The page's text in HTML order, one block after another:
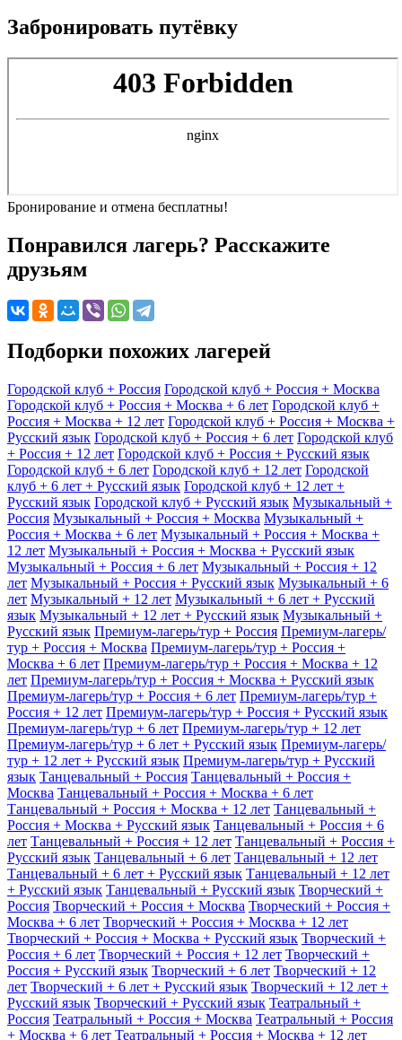
Забронировать путёвку
Бронирование и отмена бесплатны!
Понравился лагерь? Расскажите
друзьям
Подборки похожих лагерей
Городской клуб + Россия Городской клуб + Россия + Москва
Городской клуб + Россия + Москва + 6 лет Городской клуб +
Россия + Москва + 12 лет Городской клуб + Россия + Москва +
Русский язык Городской клуб + Россия + 6 лет Городской клуб
+ Россия + 12 лет Городской клуб + Россия + Русский язык
Городской клуб + 6 лет Городской клуб + 12 лет Городской
клуб + 6 лет + Русский язык Городской клуб + 12 лет +
Русский язык Городской клуб + Русский язык Музыкальный +
Россия Музыкальный + Россия + Москва Музыкальный +
Россия + Москва + 6 лет Музыкальный + Россия + Москва +
12 лет Музыкальный + Россия + Москва + Русский язык
Музыкальный + Россия + 6 лет Музыкальный + Россия + 12
лет Музыкальный + Россия + Русский язык Музыкальный + 6
лет Музыкальный + 12 лет Музыкальный + 6 лет + Русский
язык Музыкальный + 12 лет + Русский язык Музыкальный +
Русский язык Премиум-лагерь/тур + Россия Премиум-лагерь/
тур + Россия + Москва Премиум-лагерь/тур + Россия +
Москва + 6 лет Премиум-лагерь/тур + Россия + Москва + 12
лет Премиум-лагерь/тур + Россия + Москва + Русский язык
Премиум-лагерь/тур + Россия + 6 лет Премиум-лагерь/тур +
Россия + 12 лет Премиум-лагерь/тур + Россия + Русский язык
Премиум-лагерь/тур + 6 лет Премиум-лагерь/тур + 12 лет
Премиум-лагерь/тур + 6 лет + Русский язык Премиум-лагерь/
тур + 12 лет + Русский язык Премиум-лагерь/тур + Русский
язык Танцевальный + Россия Танцевальный + Россия +
Москва Танцевальный + Россия + Москва + 6 лет
Танцевальный + Россия + Москва + 12 лет Танцевальный +
Россия + Москва + Русский язык Танцевальный + Россия + 6
лет Танцевальный + Россия + 12 лет Танцевальный + Россия +
Русский язык Танцевальный + 6 лет Танцевальный + 12 лет
Танцевальный + 6 лет + Русский язык Танцевальный + 12 лет
+ Русский язык Танцевальный + Русский язык Творческий +
Россия Творческий + Россия + Москва Творческий + Россия +
Москва + 6 лет Творческий + Россия + Москва + 12 лет
Творческий + Россия + Москва + Русский язык Творческий +
Россия + 6 лет Творческий + Россия + 12 лет Творческий +
Россия + Русский язык Творческий + 6 лет Творческий + 12
лет Творческий + 6 лет + Русский язык Творческий + 12 лет +
Русский язык Творческий + Русский язык Театральный +
Россия Театральный + Россия + Москва Театральный + Россия
+ Москва + 6 лет Театральный + Россия + Москва + 12 лет